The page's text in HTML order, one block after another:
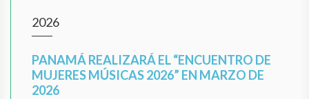
2026
PANAMÁ REALIZARÁ EL “ENCUENTRO DE
MUJERES MÚSICAS 2026” EN MARZO DE
2026